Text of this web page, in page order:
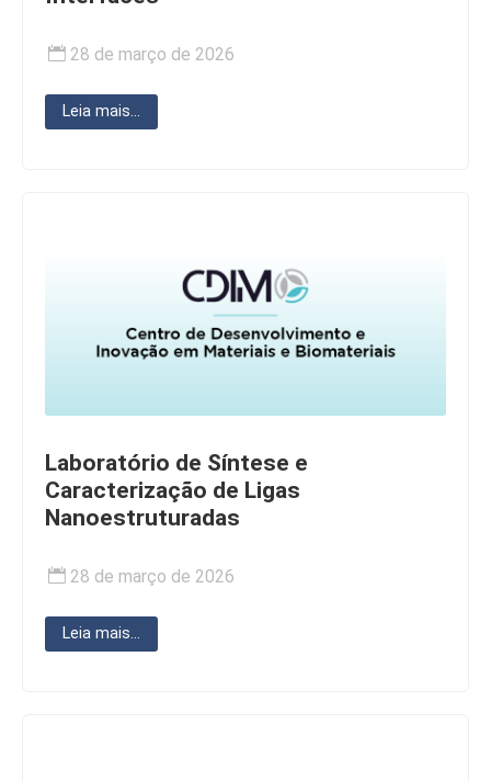
28 de março de 2026
Leia mais...
Laboratório de Síntese e
Caracterização de Ligas
Nanoestruturadas
28 de março de 2026
Leia mais...